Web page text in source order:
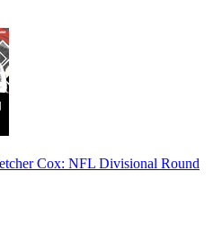
Cox: NFL Divisional Round